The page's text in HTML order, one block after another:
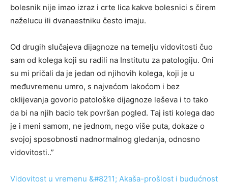
bolesnik nije imao izraz i crte lica kakve bolesnici s čirem
naželucu ili dvanaestniku često imaju.
Od drugih slučajeva dijagnoze na temelju vidovitosti čuo
sam od kolega koji su radili na Institutu za patologiju. Oni
su mi pričali da je jedan od njihovih kolega, koji je u
međuvremenu umro, s najvećom lakoćom i bez
oklijevanja govorio patološke dijagnoze leševa i to tako
da bi na njih bacio tek površan pogled. Taj isti kolega dao
je i meni samom, ne jednom, nego više puta, dokaze o
svojoj sposobnosti nadnormalnog gledanja, odnosno
vidovitosti..”
Vidovitost u vremenu &#8211; Akaša-prošlost i budućnost